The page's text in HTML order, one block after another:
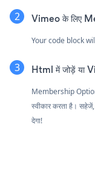
Vimeo के लिए
Your code block
Html में जोड़ें या
Membership
स्वीकार करता है।
देगा!